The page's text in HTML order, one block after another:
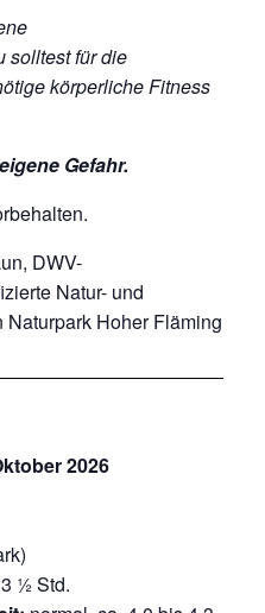
solltest für die
körperliche Fitness
eigene Gefahr.
DWV-
Natur- und
Naturpark Hoher Fläming
2026
½ Std.